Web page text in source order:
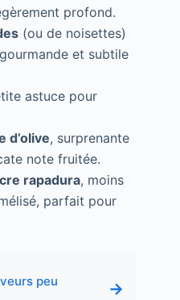
profond.
(ou de noisettes)
et subtile
astuce pour
d’olive, surprenante
note fruitée.
rapadura, moins
parfait pour
peu
→